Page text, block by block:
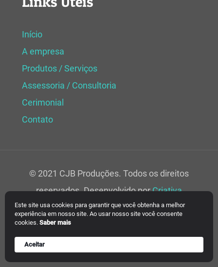
Este site usa cookies para garantir que você obtenha a melhor
experiência em nosso site. Ao usar nosso site você consente
cookies. Saber mais
Aceitar
Início
A empresa
Produtos / Serviços
Assessoria / Consultoria
Cerimonial
Contato
© 2021 CJB Produções. Todos os direitos
reservados. Desenvolvido porCriativa
Soluções Web.